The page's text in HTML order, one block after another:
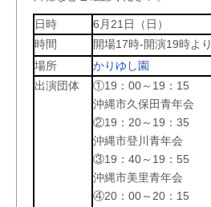
日時
6月21日（日）
時間
開場17時-開演19時より
場所
かりゆし園
出演団体
①19：00～19：15
沖縄市久保田青年会
②19：20～19：35
沖縄市登川青年会
③19：40～19：55
沖縄市美里青年会
④20：00～20：15